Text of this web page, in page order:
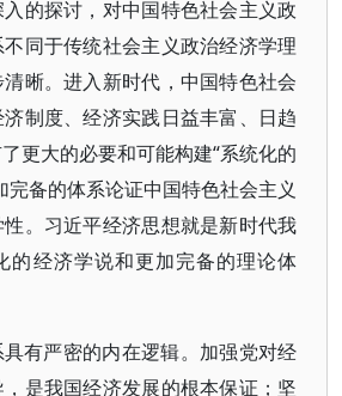
的探讨，对中国特色社会主义政
同于传统社会主义政治经济学理
晰。进入新时代，中国特色社会
制度、经济实践日益丰富、日趋
更大的必要和可能构建“系统化的
完备的体系论证中国特色社会主义
。习近平经济思想就是新时代我
的经济学说和更加完备的理论体
有严密的内在逻辑。加强党对经
是我国经济发展的根本保证；坚